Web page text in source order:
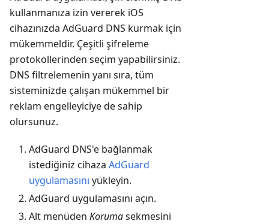
kullanmanıza izin vererek iOS
cihazınızda AdGuard DNS kurmak için
mükemmeldir. Çeşitli şifreleme
protokollerinden seçim yapabilirsiniz.
DNS filtrelemenin yanı sıra, tüm
sisteminizde çalışan mükemmel bir
reklam engelleyiciye de sahip
olursunuz.
AdGuard DNS'e bağlanmak
istediğiniz cihaza AdGuard
uygulamasını yükleyin.
AdGuard uygulamasını açın.
Alt menüden Korumasekmesini